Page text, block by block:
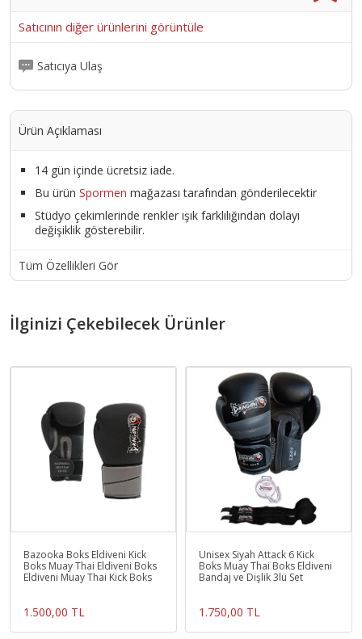
Satıcının diğer ürünlerini görüntüle
Satıcıya Ulaş
Ürün Açıklaması
14 gün içinde ücretsiz iade.
Bu ürün Spormen mağazası tarafından gönderilecektir
Stüdyo çekimlerinde renkler ışık farklılığından dolayı
değişiklik gösterebilir.
Tüm Özellikleri Gör
İlginizi Çekebilecek Ürünler
Bazooka Boks Eldiveni Kick
Boks Muay Thai Eldiveni Boks
Eldiveni Muay Thai Kick Boks
1.500,00 TL
Unisex Siyah Attack 6 Kick
Boks Muay Thai Boks Eldiveni
Bandaj ve Dişlik 3lü Set
1.750,00 TL